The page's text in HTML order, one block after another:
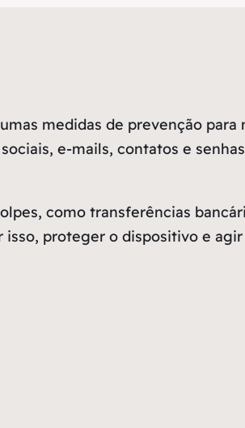
medidas de prevenção para
e-mails, contatos e
como transferências
isso, proteger o dispositivo e agir